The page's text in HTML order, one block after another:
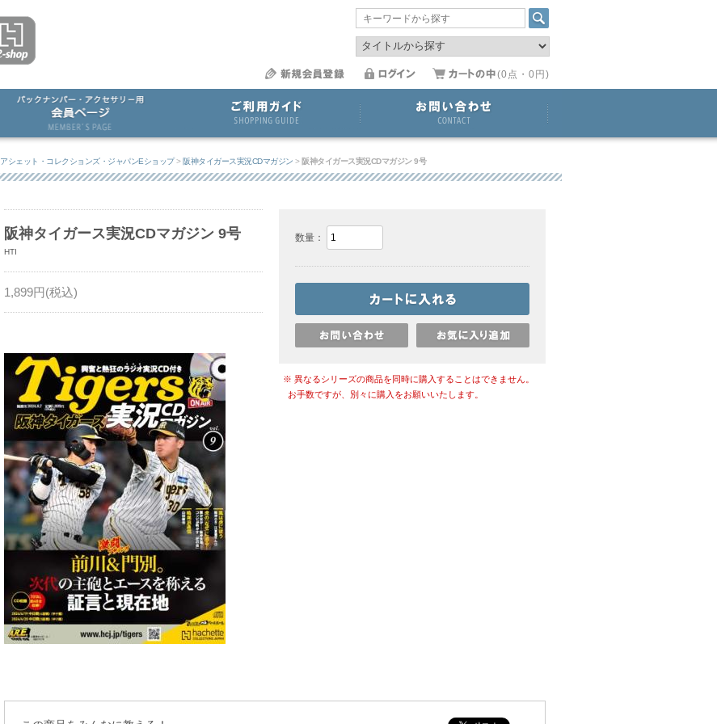
(0点・0円)
アシェット・コレクションズ・ジャパンEショップ> 阪神タイガース実況CDマガジン > 阪神タイガース実況CDマガジン 9号
阪神タイガース実況CDマガジン 9号
HTI
1,899円(税込)
数量：
※ 異なるシリーズの商品を同時に購入することはできません。
お手数ですが、別々に購入をお願いいたします。